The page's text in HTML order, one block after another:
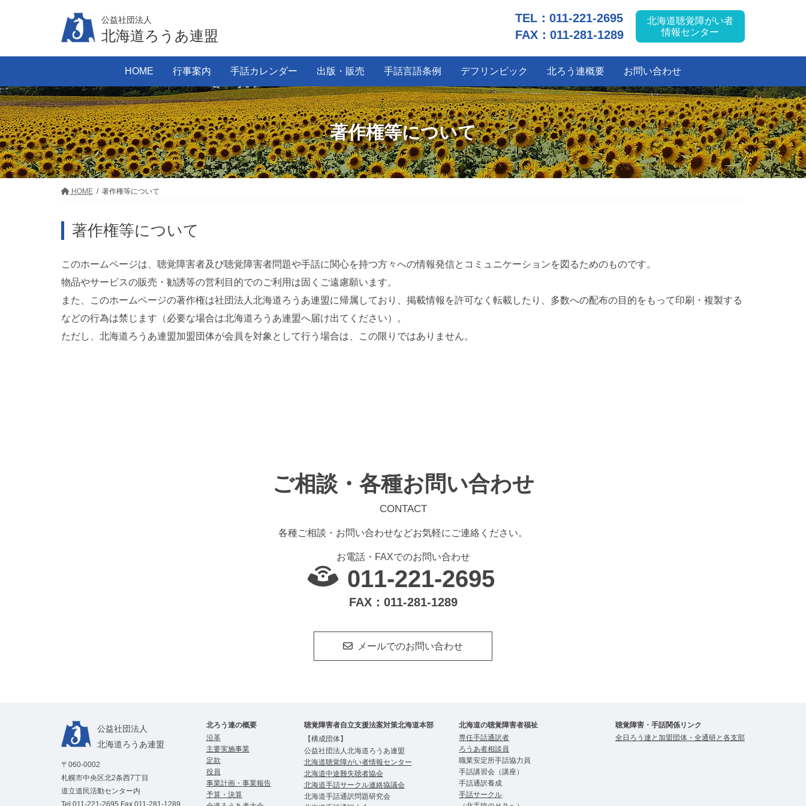
ン
に
移
動
ー
ョ
ン
に
移
動
公益社団法人
北海道ろうあ連盟
TEL： 011-221-2695
FAX：011-281-1289
北海道聴覚障がい者
情報センター
HOME 行事案内 手話カレンダー 出版・販売 手話言語条例 デフリンピック 北ろう連概要 お問い合わせ
著作権等について
HOME 著作権等について
著作権等について
このホームページは、聴覚障害者及び聴覚障害者問題や手話に関心を持つ方々への情報発信とコミュニケーションを図るためのものです。
物品やサービスの販売・勧誘等の営利目的でのご利用は固くご遠慮願います。
また、このホームページの著作権は社団法人北海道ろうあ連盟に帰属しており、掲載情報を許可なく転載したり、多数への配布の目的をもって印刷・複製する
などの行為は禁じます（必要な場合は北海道ろうあ連盟へ届け出てください）。
ただし、北海道ろうあ連盟加盟団体が会員を対象として行う場合は、この限りではありません。
ご相談・各種お問い合わせ
CONTACT
各種ご相談・お問い合わせなどお気軽にご連絡ください。
お電話・FAXでのお問い合わせ
011-221-2695
FAX：011-281-1289
メールでのお問い合わせ
公益社団法⼈
北海道ろうあ連盟
〒060-0002
札幌市中央区北2条西7丁目
道立道民活動センター内
Tel 011-221-2695 Fax 011-281-1289
北ろう連の概要
沿革
主要実施事業
定款
役員
事業計画・事業報告
予算・決算
聴覚障害者自立支援法案対策北海道本部
【構成団体】
公益社団法人北海道ろうあ連盟
北海道聴覚障がい者情報センター
北海道中途難失聴者協会
北海道手話サークル連絡協議会
北海道手話通訳問題研究会
北海道の聴覚障害者福祉
専任手話通訳者
ろうあ者相談員
職業安定所手話協力員
手話講習会（講座）
手話通訳養成
手話サークル
聴覚障害・手話関係リンク
全日ろう連と加盟団体・全通研と各支部